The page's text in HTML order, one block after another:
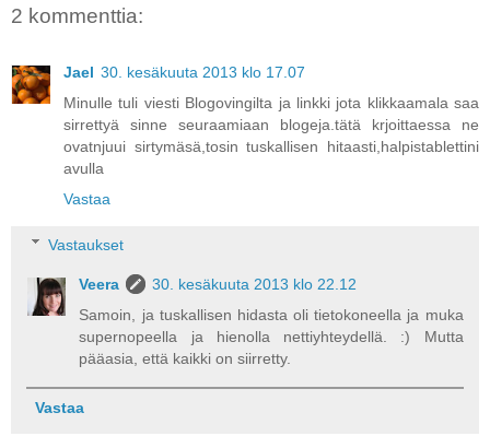
2 kommenttia:
Jael 30. kesäkuuta 2013 klo 17.07
Minulle tuli viesti Blogovingilta ja linkki jota klikkaamala saa
sirrettyä sinne seuraamiaan blogeja.tätä krjoittaessa ne
ovatnjuui sirtymäsä,tosin tuskallisen hitaasti,halpistablettini
avulla
Vastaa
Vastaukset
Veera
30. kesäkuuta 2013 klo 22.12
Samoin, ja tuskallisen hidasta oli tietokoneella ja muka
supernopeella ja hienolla nettiyhteydellä. :) Mutta
pääasia, että kaikki on siirretty.
Vastaa